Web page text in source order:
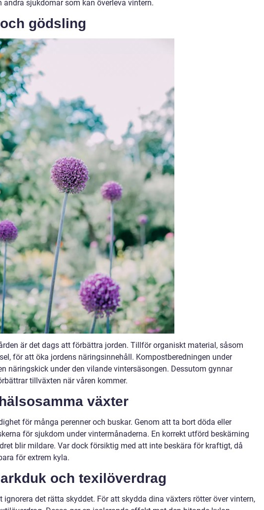
sjukdomar som kan överleva vintern.
gödsling
är det dags att förbättra jorden. Tillför organiskt material, såsom
för att öka jordens näringsinnehåll. Kompostberedningen under
näringskick under den vilande vintersäsongen. Dessutom gynnar
tillväxten när våren kommer.
växter
för många perenner och buskar. Genom att ta bort döda eller
för sjukdom under vintermånaderna. En korrekt utförd beskärning
blir mildare. Var dock försiktig med att inte beskära för kraftigt, då
för extrem kyla.
och texilöverdrag
det rätta skyddet. För att skydda dina växters rötter över vintern,